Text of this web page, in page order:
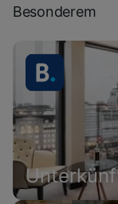
Besonderem